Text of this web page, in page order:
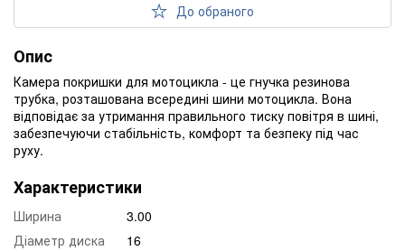
До обраного
Опис
Камера покришки для мотоцикла - це гнучка резинова
трубка, розташована всередині шини мотоцикла. Вона
відповідає за утримання правильного тиску повітря в шині,
забезпечуючи стабільність, комфорт та безпеку під час
руху.
Характеристики
Ширина
3.00
Діаметр диска
16